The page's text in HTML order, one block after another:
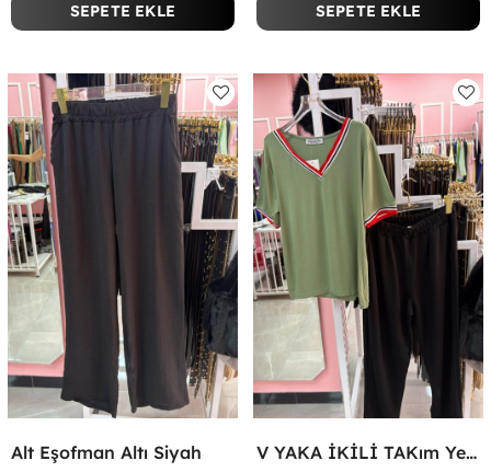
SEPETE EKLE SEPETE EKLE
Alt Eşofman Altı Siyah V YAKA İKİLİ TAKım Yeşil